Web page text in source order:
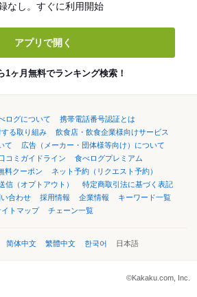
なし。すぐに利用開始
アプリで開く
1ヶ月無料でランキング検索！
ログについて
携帯電話番号認証とは
る取り組み
飲食店・飲食企業様向けサービス
て
広告（メーカー・団体様等向け）について
コミガイドライン
食べログプレミアム
料クーポン
ネット予約（リクエスト予約）
信（オプトアウト）
特定商取引法に基づく表記
合わせ 採用情報 企業情報
キーワード一覧
イトマップ
チェーン一覧
简体中文 繁體中文 한국어 日本語
©Kakaku.com, Inc.